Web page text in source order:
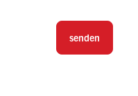
senden